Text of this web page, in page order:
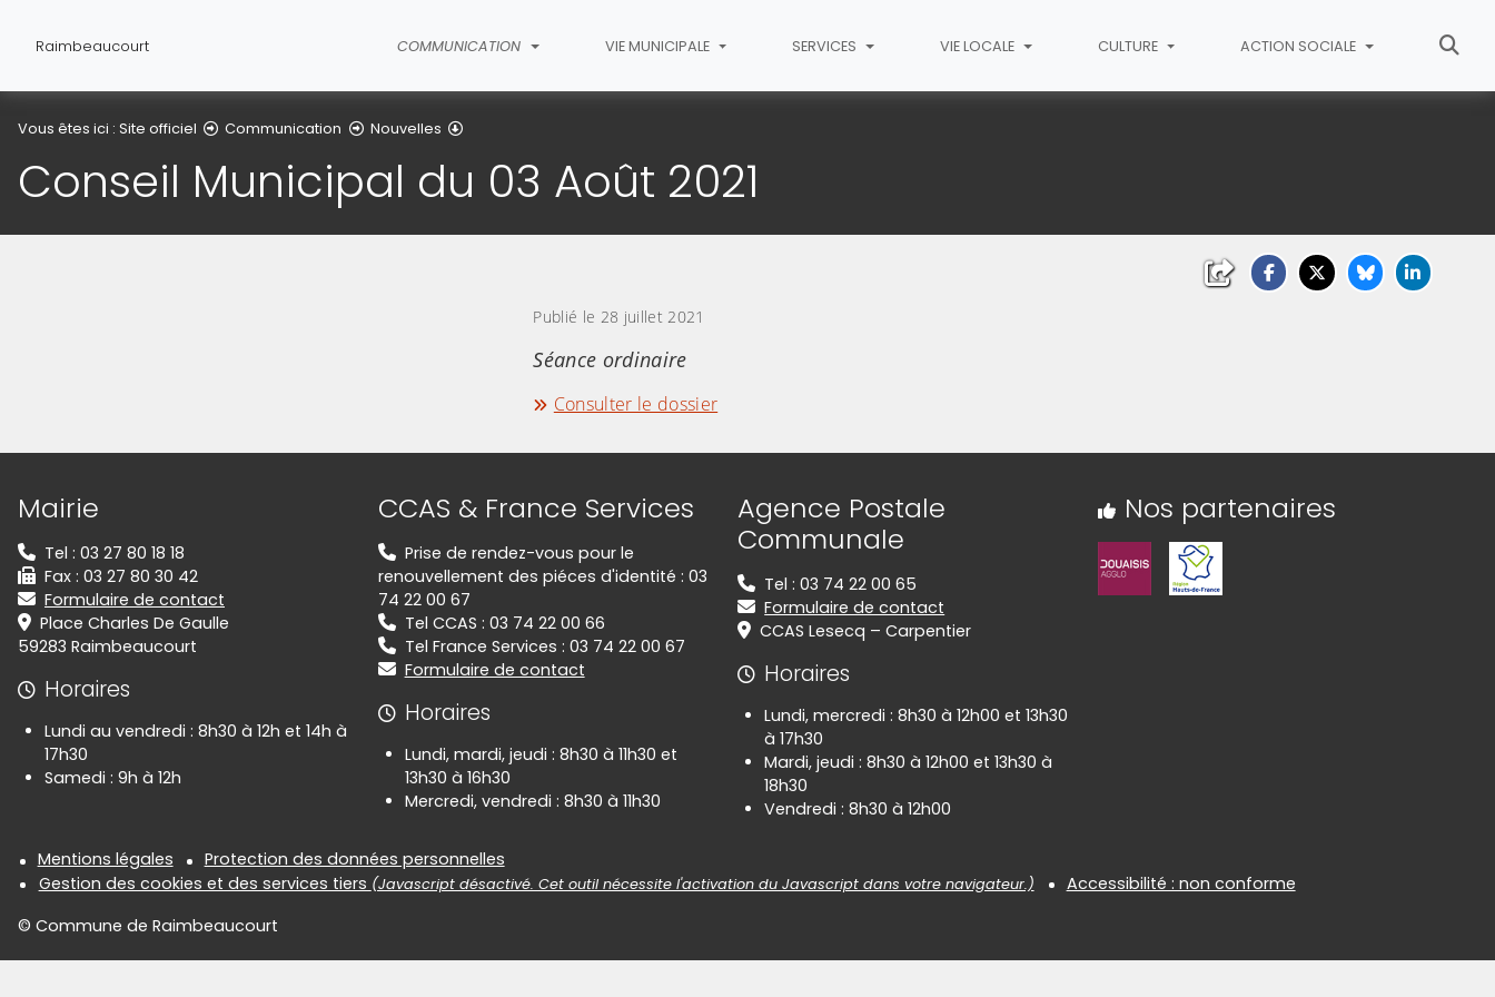
Raimbeaucourt COMMUNICATION VIE MUNICIPALE SERVICES VIE LOCALE CULTURE ACTION SOCIALE
Vous êtes ici : Site officiel Communication Nouvelles
Conseil Municipal du 03 Août 2021
Publié le 28 juillet 2021
Séance ordinaire
Consulter le dossier
Informations de contact
Mairie
Tel : 03 27 80 18 18
Fax : 03 27 80 30 42
Formulaire de contact
Place Charles De Gaulle
59283 Raimbeaucourt
Horaires
Lundi au vendredi : 8h30 à 12h et 14h à
17h30
Samedi : 9h à 12h
CCAS & France Services
Prise de rendez-vous pour le
renouvellement des piéces d'identité : 03
74 22 00 67
Tel CCAS : 03 74 22 00 66
Tel France Services : 03 74 22 00 67
Formulaire de contact
Horaires
Lundi, mardi, jeudi : 8h30 à 11h30 et
13h30 à 16h30
Mercredi, vendredi : 8h30 à 11h30
Agence Postale
Communale
Tel : 03 74 22 00 65
Formulaire de contact
CCAS Lesecq – Carpentier
Horaires
Lundi, mercredi : 8h30 à 12h00 et 13h30
à 17h30
Mardi, jeudi : 8h30 à 12h00 et 13h30 à
18h30
Vendredi : 8h30 à 12h00
Nos partenaires
Informations réglementaires
Mentions légales
Protection des données personnelles
Gestion des cookies et des services tiers (Javascript désactivé. Cet outil nécessite l'activation du Javascript dans votre navigateur.)
Accessibilité : non conforme
© Commune de Raimbeaucourt